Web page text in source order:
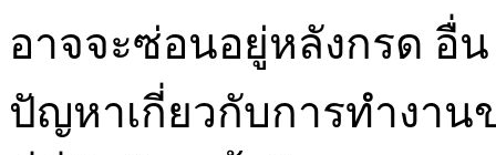
อาจจะซ่อนอยู่หลังกรด อื่
ปัญหาเกี่ยวกับการทำงาน